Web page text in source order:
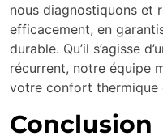
nous diagnostiquons et
efficacement, en
durable. Qu’il s’agisse
récurrent, notre équipe
votre confort thermique
Conclusion